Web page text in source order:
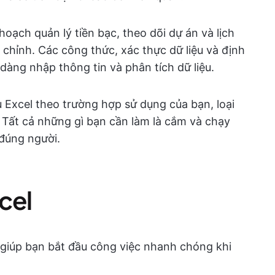
quản lý tiền bạc, theo dõi dự án và lịch
Các công thức, xác thực dữ liệu và định
nhập thông tin và phân tích dữ liệu.
Excel theo trường hợp sử dụng của bạn, loại
cả những gì bạn cần làm là cắm và chạy
người.
bạn bắt đầu công việc nhanh chóng khi